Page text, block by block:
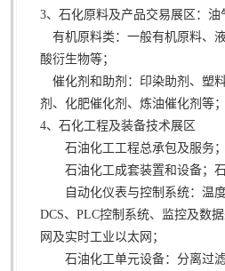
3、石化原料及产品交易展区：
有机原料类：一般有机原料、
酸衍生物等；
催化剂和助剂：印染助剂、塑
剂、化肥催化剂、炼油催化剂等
4、石化工程及装备技术展区
石油化工工程总承包及服务；
石油化工成套装置和设备；石
自动化仪表与控制系统：温度
DCS、PLC控制系统、监控及数
网及实时工业以太网；
石油化工单元设备：分离过滤